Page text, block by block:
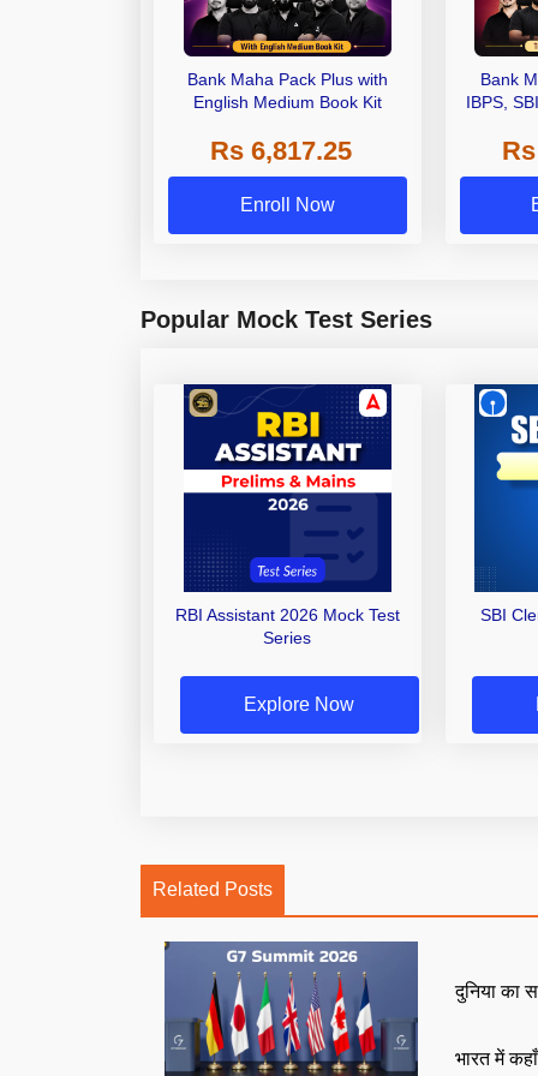
Bank Maha Pack Plus with
English Medium Book Kit
Rs 6,817.25
Enroll Now
Bank
IBPS,
Other
Popular Mock Test Series
RBI Assistant 2026 Mock Test
Series
Explore Now
SBI
Related Posts
दुनिया का
भारत में